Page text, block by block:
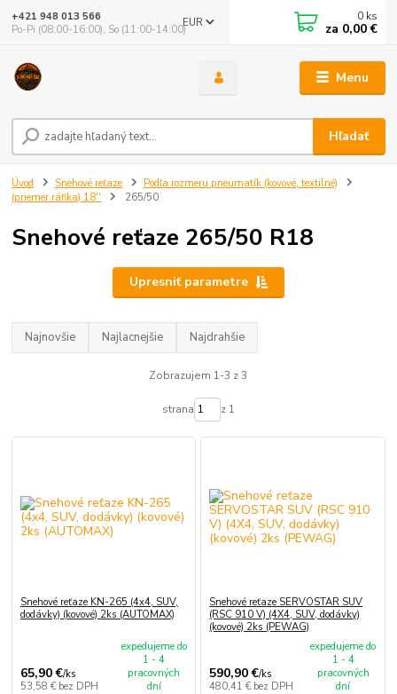
Menu
EUR
Hľadať
+421 948 013 566
Po-Pi (08:00-16:00), So (11:00-14:00)
0 ks
za 0,00 €
Úvod Snehové reťaze
Podľa rozmeru pneumatík (kovové, textilné)
(priemer ráfika) 18''
265/50
Snehové reťaze 265/50 R18
Upresniť parametre
Najnovšie Najlacnejšie Najdrahšie
Zobrazujem 1-3 z 3
strana z 1
Snehové reťaze KN-265 (4x4, SUV,
dodávky) (kovové) 2ks (AUTOMAX)
65,90 €/ks
53,58 € bez DPH
expedujeme do
1 - 4
pracovných
dní
Snehové reťaze SERVOSTAR SUV
(RSC 910 V) (4X4, SUV, dodávky)
(kovové) 2ks (PEWAG)
590,90 €/ks
480,41 € bez DPH
expedujeme do
1 - 4
pracovných
dní